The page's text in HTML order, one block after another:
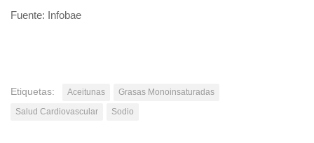
Fuente: Infobae
Etiquetas: Aceitunas
Grasas Monoinsaturadas
Salud Cardiovascular
Sodio